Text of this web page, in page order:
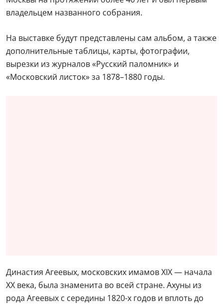
владельцем названного собрания.
На выставке будут представлены сам альбом, а также
дополнительные таблицы, карты, фотографии,
вырезки из журналов «Русский паломник» и
«Московский листок» за 1878–1880 годы.
Династия Агеевых, московских имамов XIX — начала
XX века, была знаменита во всей стране. Ахуны из
рода Агеевых с середины 1820-х годов и вплоть до